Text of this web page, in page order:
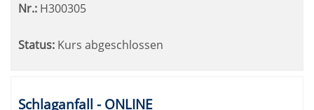
Nr.: H300305
Status: Kurs abgeschlossen
Schlaganfall - ONLINE